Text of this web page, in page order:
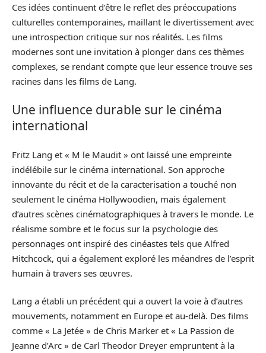
Ces idées continuent d’être le reflet des préoccupations
culturelles contemporaines, maillant le divertissement avec
une introspection critique sur nos réalités. Les films
modernes sont une invitation à plonger dans ces thèmes
complexes, se rendant compte que leur essence trouve ses
racines dans les films de Lang.
Une influence durable sur le cinéma
international
Fritz Lang et « M le Maudit » ont laissé une empreinte
indélébile sur le cinéma international. Son approche
innovante du récit et de la caracterisation a touché non
seulement le cinéma Hollywoodien, mais également
d’autres scènes cinématographiques à travers le monde. Le
réalisme sombre et le focus sur la psychologie des
personnages ont inspiré des cinéastes tels que Alfred
Hitchcock, qui a également exploré les méandres de l’esprit
humain à travers ses œuvres.
Lang a établi un précédent qui a ouvert la voie à d’autres
mouvements, notamment en Europe et au-delà. Des films
comme « La Jetée » de Chris Marker et « La Passion de
Jeanne d’Arc » de Carl Theodor Dreyer empruntent à la